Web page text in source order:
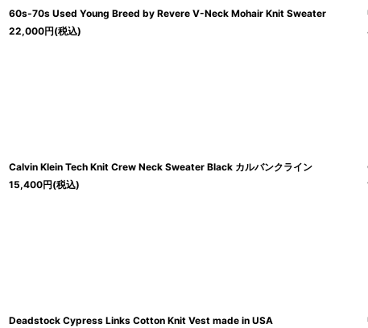
60s-70s Used Young Breed by Revere V-Neck Mohair Knit Sweater
22,000円(税込)
Calvin Klein Tech Knit Crew Neck Sweater Black カルバンクライン
15,400円(税込)
Deadstock Cypress Links Cotton Knit Vest made in USA